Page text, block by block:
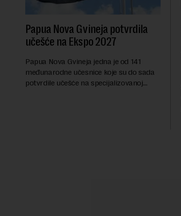
Papua Nova Gvineja potvrdila
učešće na Ekspo 2027
Papua Nova Gvineja jedna je od 141
međunarodne učesnice koje su do sada
potvrdile učešće na specijalizovanoj